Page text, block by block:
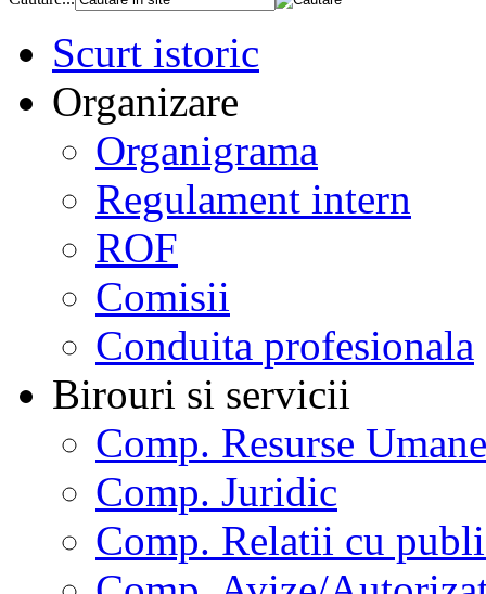
Scurt istoric
Organizare
Organigrama
Regulament intern
ROF
Comisii
Conduita profesionala
Birouri si servicii
Comp. Resurse Umane
Comp. Juridic
Comp. Relatii cu